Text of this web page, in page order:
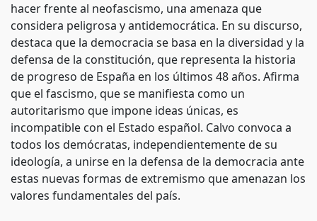
hacer frente al neofascismo, una amenaza que
considera peligrosa y antidemocrática. En su discurso,
destaca que la democracia se basa en la diversidad y la
defensa de la constitución, que representa la historia
de progreso de España en los últimos 48 años. Afirma
que el fascismo, que se manifiesta como un
autoritarismo que impone ideas únicas, es
incompatible con el Estado español. Calvo convoca a
todos los demócratas, independientemente de su
ideología, a unirse en la defensa de la democracia ante
estas nuevas formas de extremismo que amenazan los
valores fundamentales del país.